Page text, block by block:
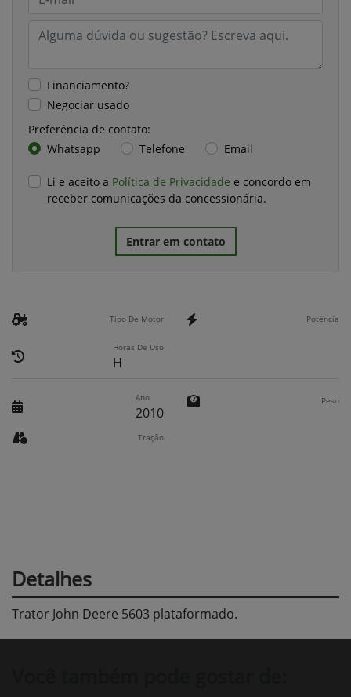
Financiamento?
Negociar usado
Preferência de contato:
Whatsapp
Telefone Email
Li e aceito a Política de Privacidade e concordo em
receber comunicações da concessionária.
Entrar em contato
Tipo De Motor Potência
Horas De Uso
H
Ano
2010
Peso
Tração
Detalhes
Trator John Deere 5603 plataformado.